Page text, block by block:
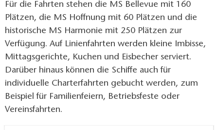
Für die Fahrten stehen die MS Bellevue mit 160
Plätzen, die MS Hoffnung mit 60 Plätzen und die
historische MS Harmonie mit 250 Plätzen zur
Verfügung. Auf Linienfahrten werden kleine Imbisse,
Mittagsgerichte, Kuchen und Eisbecher serviert.
Darüber hinaus können die Schiffe auch für
individuelle Charterfahrten gebucht werden, zum
Beispiel für Familienfeiern, Betriebsfeste oder
Vereinsfahrten.